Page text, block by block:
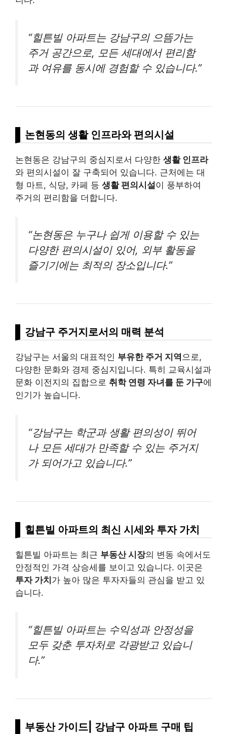
“힐튼빌 아파트는 강남구의 으뜸가는
주거 공간으로, 모든 세대에서 편리함
과 여유를 동시에 경험할 수 있습니다.”
논현동의 생활 인프라와 편의시설
논현동은 강남구의 중심지로서 다양한 생활 인프라
와 편의시설이 잘 구축되어 있습니다. 근처에는 대
형 마트, 식당, 카페 등 생활 편의시설이 풍부하여
주거의 편리함을 더합니다.
“논현동은 누구나 쉽게 이용할 수 있는
다양한 편의시설이 있어, 외부 활동을
즐기기에는 최적의 장소입니다.”
강남구 주거지로서의 매력 분석
강남구는 서울의 대표적인 부유한 주거 지역으로,
다양한 문화와 경제 중심지입니다. 특히 교육시설과
문화 이전지의 집합으로 취학 연령 자녀를 둔 가구에
인기가 높습니다.
“강남구는 학군과 생활 편의성이 뛰어
나 모든 세대가 만족할 수 있는 주거지
가 되어가고 있습니다.”
힐튼빌 아파트의 최신 시세와 투자 가치
힐튼빌 아파트는 최근 부동산 시장의 변동 속에서도
안정적인 가격 상승세를 보이고 있습니다. 이곳은
투자 가치가 높아 많은 투자자들의 관심을 받고 있
습니다.
“힐튼빌 아파트는 수익성과 안정성을
모두 갖춘 투자처로 각광받고 있습니
다.”
부동산 가이드| 강남구 아파트 구매 팁